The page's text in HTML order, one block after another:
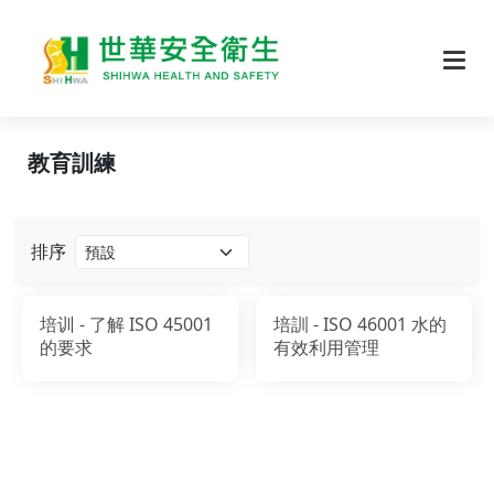
排序
培训 - 了解 ISO 45001
的要求
培訓 - ISO 46001 水的
有效利用管理
教育訓練